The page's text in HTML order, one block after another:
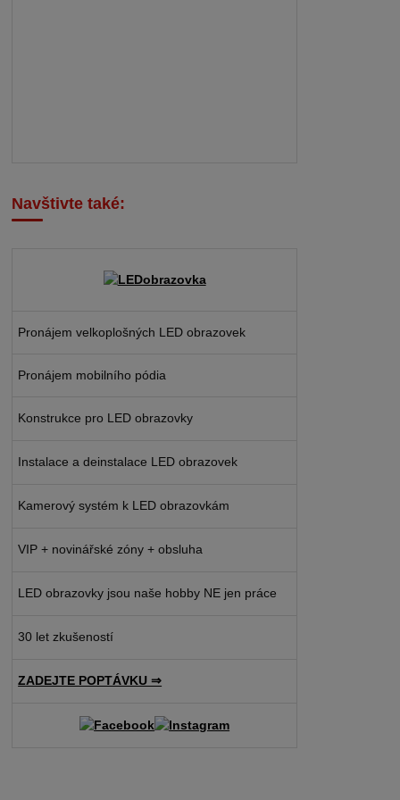
Navštivte také:
Pronájem velkoplošných LED obrazovek
Pronájem mobilního pódia
Konstrukce pro LED obrazovky
Instalace a deinstalace LED obrazovek
Kamerový systém k LED obrazovkám
VIP + novinářské zóny + obsluha
LED obrazovky jsou naše hobby NE jen práce
30 let zkušeností
ZADEJTE POPTÁVKU ⇒